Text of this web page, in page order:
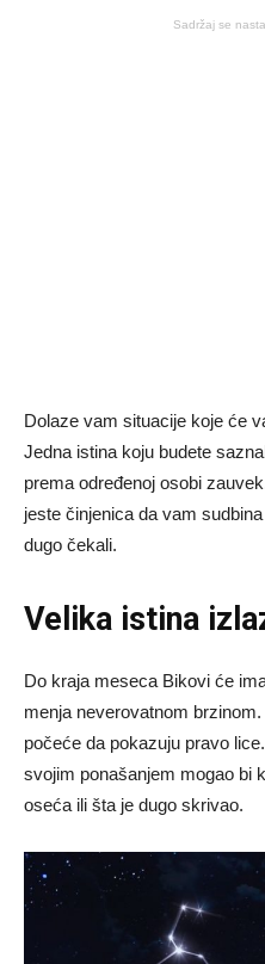
Sadržaj se
Dolaze vam situacije koje će
Jedna istina koju budete
prema određenoj osobi
jeste činjenica da vam
dugo čekali.
Velika istina
Do kraja meseca Bikovi će
menja neverovatnom
počeće da pokazuju pravo
svojim ponašanjem mogao bi
oseća ili šta je dugo skrivao.